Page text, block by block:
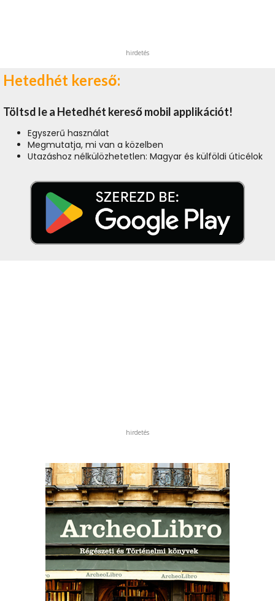
hirdetés
Hetedhét kereső:
Töltsd le a Hetedhét kereső mobil applikációt!
Egyszerű használat
Megmutatja, mi van a közelben
Utazáshoz nélkülözhetetlen: Magyar és külföldi úticélok
hirdetés